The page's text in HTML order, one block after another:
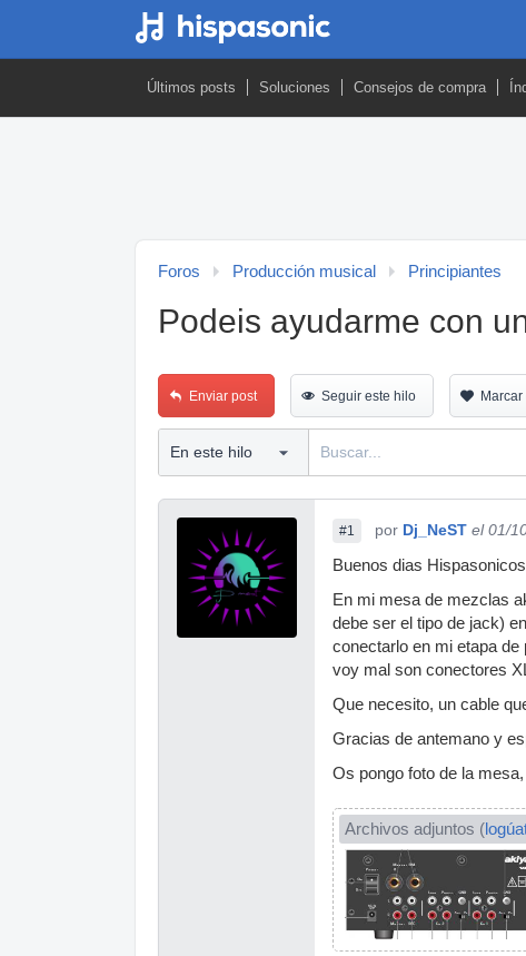
Últimos posts Soluciones Consejos de compra
Foros Producción musical Principiantes
Podeis ayudarme con
Enviar post Seguir este hilo
#1 por Dj_NeST el 01/
Buenos dias
En mi mesa de mezclas
debe ser el tipo de jack)
conectarlo en mi etapa
voy mal son conectores
Que necesito, un cable
Gracias de antemano y
Os pongo foto de la
Archivos adjuntos (